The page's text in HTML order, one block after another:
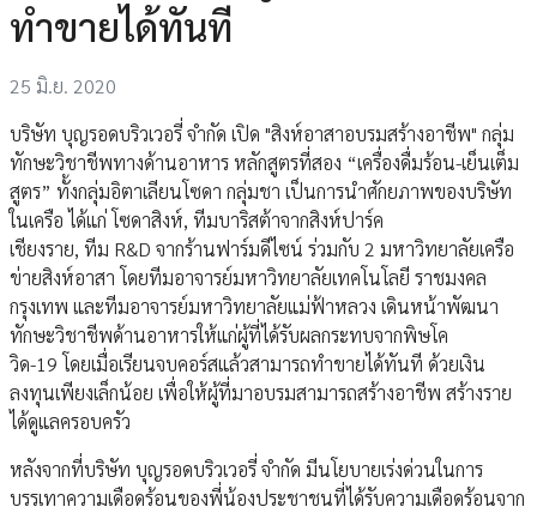
ทำขายได้ทันที
25 มิ.ย. 2020
บริษัท บุญรอดบริวเวอรี่ จำกัด เปิด "สิงห์อาสาอบรมสร้างอาชีพ" กลุ่ม
ทักษะวิชาชีพทางด้านอาหาร หลักสูตรที่สอง “เครื่องดื่มร้อน-เย็นเต็ม
สูตร” ทั้งกลุ่มอิตาเลียนโซดา กลุ่มชา เป็นการนำศักยภาพของบริษัท
ในเครือ ได้แก่ โซดาสิงห์, ทีมบาริสต้าจากสิงห์ปาร์ค
เชียงราย, ทีม R&D จากร้านฟาร์มดีไซน์ ร่วมกับ 2 มหาวิทยาลัยเครือ
ข่ายสิงห์อาสา โดยทีมอาจารย์มหาวิทยาลัยเทคโนโลยี ราชมงคล
กรุงเทพ และทีมอาจารย์มหาวิทยาลัยแม่ฟ้าหลวง เดินหน้าพัฒนา
ทักษะวิชาชีพด้านอาหารให้แก่ผู้ที่ได้รับผลกระทบจากพิษโค
วิด-19 โดยเมื่อเรียนจบคอร์สแล้วสามารถทำขายได้ทันที ด้วยเงิน
ลงทุนเพียงเล็กน้อย เพื่อให้ผู้ที่มาอบรมสามารถสร้างอาชีพ สร้างราย
ได้ดูแลครอบครัว
หลังจากที่บริษัท บุญรอดบริวเวอรี่ จำกัด มีนโยบายเร่งด่วนในการ
บรรเทาความเดือดร้อนของพี่น้องประชาชนที่ได้รับความเดือดร้อนจาก